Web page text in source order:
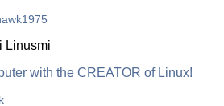
Linusmi
with the CREATOR of Linux!